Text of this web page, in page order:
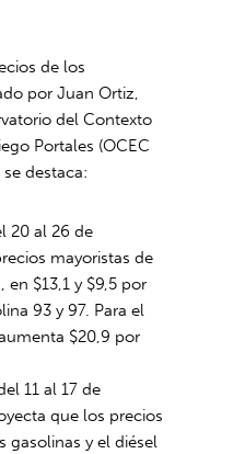
de los
por Juan Ortiz,
del Contexto
Portales (OCEC
destaca:
20 al 26 de
mayoristas de
en $13,1 y $9,5 por
93 y 97. Para el
$20,9 por
11 al 17 de
que los precios
gasolinas y el diésel